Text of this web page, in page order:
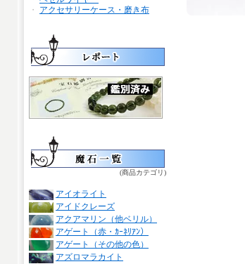
・
アクセサリーケース・磨き布
(商品カテゴリ)
アイオライト
アイドクレーズ
アクアマリン（他ベリル）
アゲート（赤・ｶｰﾈﾘｱﾝ）
アゲート（その他の色）
アズロマラカイト